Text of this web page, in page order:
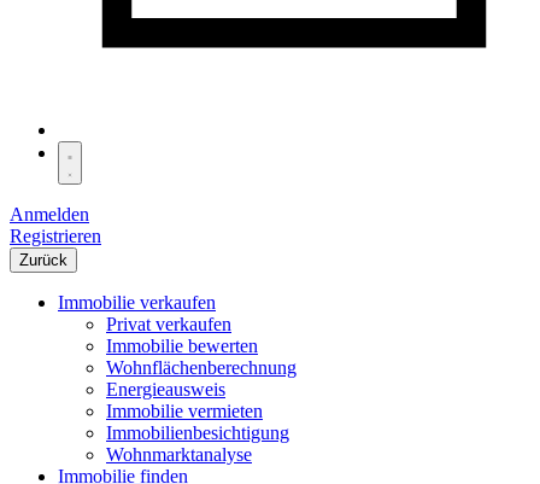
Anmelden
Registrieren
Zurück
Immobilie verkaufen
Privat verkaufen
Immobilie bewerten
Wohnflächenberechnung
Energieausweis
Immobilie vermieten
Immobilienbesichtigung
Wohnmarktanalyse
Immobilie finden